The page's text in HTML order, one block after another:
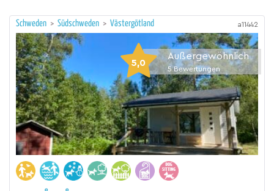
Schweden > Südschweden > Västergötland a11442
5,0
Außergewöhnlich
5 Bewertungen